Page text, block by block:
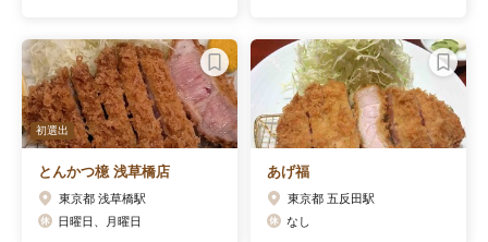
初選出
とんかつ檍 浅草橋店
東京都 浅草橋駅
日曜日、月曜日
あげ福
東京都 五反田駅
なし